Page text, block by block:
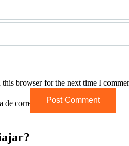
browser for the next time I
correo. Post Comment